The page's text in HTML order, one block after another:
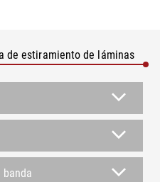
de estiramiento de láminas
banda